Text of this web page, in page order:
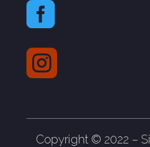


Copyright © 2022 –